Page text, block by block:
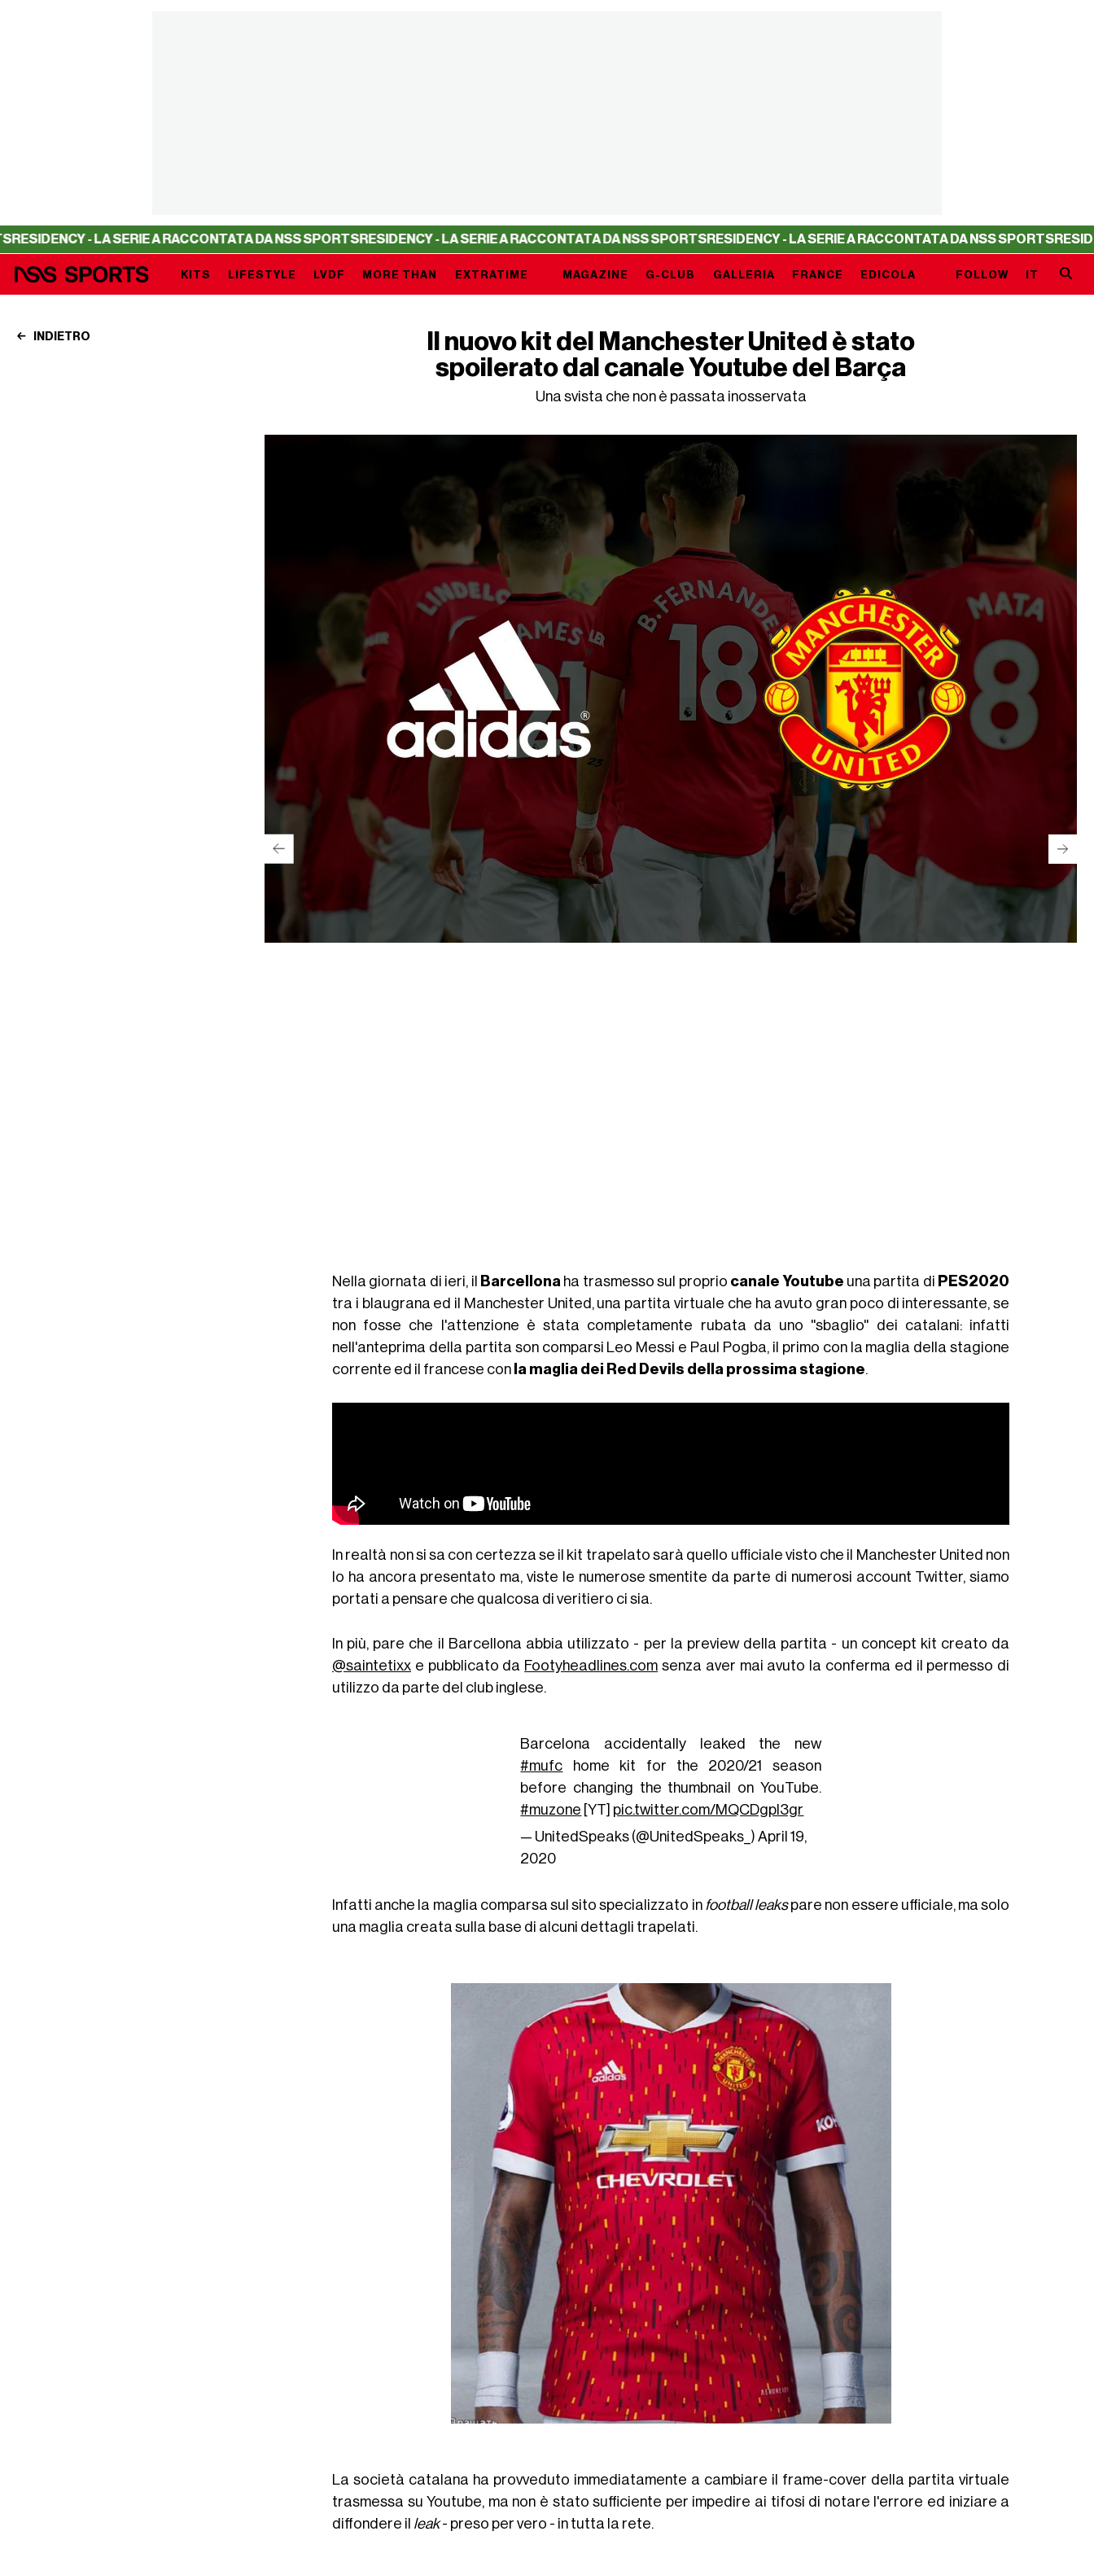
- LA SERIE A RACCONTATA DA NSS SPORTSRESIDENCY - LA SERIE A RACCONTATA DA NSS SPORTSRESIDENCY - LA SERIE A RACCONTATA DA NSS SPORTSRESIDENCY - LA
EXTRATIME
KITS LIFESTYLE LVDF MORE THAN MAGAZINE G-CLUB GALLERIA FRANCE EDICOLA FOLLOW IT
INDIETRO
Il nuovo kit del Manchester United è stato
spoilerato dal canale Youtube del Barça
Una svista che non è passata inosservata
Nella giornata di ieri, il Barcellona ha trasmesso sul proprio canale Youtube una partita di PES2020
tra i blaugrana ed il Manchester United, una partita virtuale che ha avuto gran poco di interessante, se
non fosse che l'attenzione è stata completamente rubata da uno ''sbaglio'' dei catalani: infatti
nell'anteprima della partita son comparsi Leo Messi e Paul Pogba, il primo con la maglia della stagione
corrente ed il francese conla maglia dei Red Devils della prossima stagione
In realtà non si sa con certezza se il kit trapelato sarà quello ufficiale visto che il Manchester United non
lo ha ancora presentato ma, viste le numerose smentite da parte di numerosi account Twitter, siamo
portati a pensare che qualcosa di veritiero ci sia.
In più, pare che il Barcellona abbia utilizzato - per la preview della partita - un concept kit creato da
@saintetixxe pubblicato da Footyheadlines.com senza aver mai avuto la conferma ed il permesso di
utilizzo da parte del club inglese.
Barcelona accidentally leaked the new
#mufc home kit for the 2020/21 season
before changing the thumbnail on YouTube.
#muzone [YT] pic.twitter.com/MQCDgpI3gr
— UnitedSpeaks (@UnitedSpeaks_)April 19,
2020
Infatti anche la maglia comparsa sul sito specializzato in football leakspare non essere ufficiale, ma solo
una maglia creata sulla base di alcuni dettagli trapelati.
La società catalana ha provveduto immediatamente a cambiare il frame-cover della partita virtuale
trasmessa su Youtube, ma non è stato sufficiente per impedire ai tifosi di notare l'errore ed iniziare a
diffondere il leak- preso per vero - in tutta la rete.